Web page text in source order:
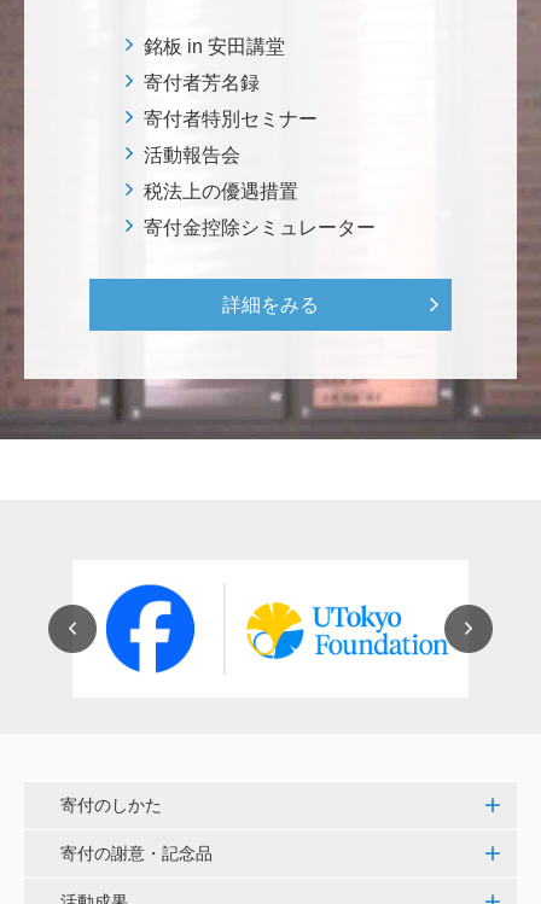
恵良 道信
リベラルアーツとしての経済学をさらに発展させて 下
さい。 <経済学研究科・経済学部支援基金>
紺野 邦昭
世界のISAKI」を実現し、日本を、そして世界をリー
ス・プロジェクト（三崎臨海実験所）>
穴吹 善範
昨春に開催された小石川植物園の観桜会は素晴らし
用いただけると幸いです。 <東京大学動物医療センタ
ー未来基金（東大VMC基金）>
白石流司、その始まりを赤門に。 <ひらけ！赤門プロ
ジェクト>
銘板 in 安田講堂
寄付者芳名録
寄付者特別セミナー
活動報告会
税法上の優遇措置
寄付金控除シミュレーター
詳細をみる
寄付のしかた
寄付の謝意・記念品